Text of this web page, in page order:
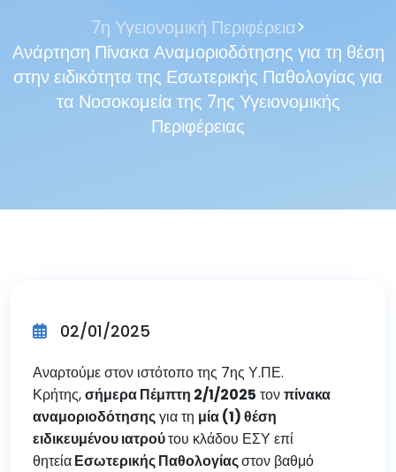
7η Υγειονομική Περιφέρεια>
Ανάρτηση Πίνακα Αναμοριοδότησης για τη θέση
στην ειδικότητα της Εσωτερικής Παθολογίας για
τα Νοσοκομεία της 7ης Υγειονομικής
Περιφέρειας
02/01/2025
Αναρτούμε στον ιστότοπο της 7ης Υ.ΠΕ.
Κρήτης,σήμερα Πέμπτη 2/1/2025 τονπίνακα
αναμοριοδότησηςγια τη μία (1) θέση
ειδικευμένου ιατρούτου κλάδου ΕΣΥ επί
θητείαΕσωτερικής Παθολογίαςστον βαθμό